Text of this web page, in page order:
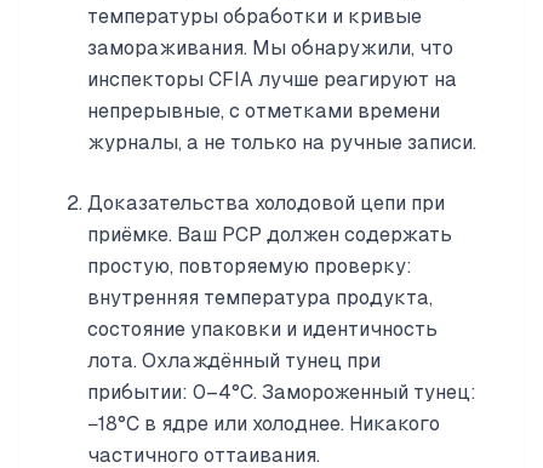
температуры обработки и кривые
замораживания. Мы обнаружили, что
инспекторы CFIA лучше реагируют на
непрерывные, с отметками времени
журналы, а не только на ручные записи.
Доказательства холодовой цепи при
приёмке. Ваш PCP должен содержать
простую, повторяемую проверку:
внутренняя температура продукта,
состояние упаковки и идентичность
лота. Охлаждённый тунец при
прибытии: 0–4°C. Замороженный тунец:
−18°C в ядре или холоднее. Никакого
частичного оттаивания.